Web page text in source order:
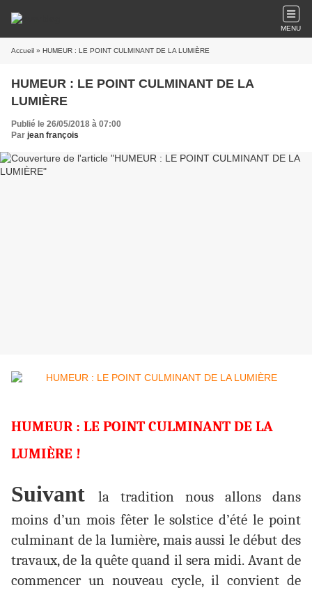
MENU
Accueil » HUMEUR : LE POINT CULMINANT DE LA LUMIÈRE
HUMEUR : LE POINT CULMINANT DE LA
LUMIÈRE
Publié le 26/05/2018 à 07:00
Par jean françois
HUMEUR : LE POINT CULMINANT DE LA
LUMIÈRE !
Suivant
la tradition nous allons dans
moins d’un mois fêter le solstice d’été le point
culminant de la lumière, mais aussi le début des
travaux, de la quête quand il sera midi. Avant de
commencer un nouveau cycle, il convient de